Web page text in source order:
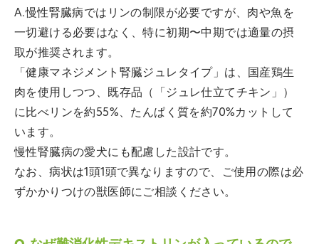
A.慢性腎臓病ではリンの制限が必要ですが、肉や魚を
一切避ける必要はなく、特に初期〜中期では適量の摂
取が推奨されます。
「健康マネジメント腎臓ジュレタイプ」は、国産鶏生
肉を使用しつつ、既存品（「ジュレ仕立てチキン」）
に比べリンを約55%、たんぱく質を約70%カットして
います。
慢性腎臓病の愛犬にも配慮した設計です。
なお、病状は1頭1頭で異なりますので、ご使用の際は必
ずかかりつけの獣医師にご相談ください。